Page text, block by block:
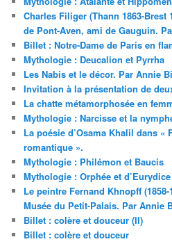
Charles Filiger (Thann 1863-Brest
de Pont-Aven, ami de Gauguin.
Billet : Notre-Dame de Paris en
Mythologie : Deucalion et Pyrrha
Les Nabis et le décor. Par Annie
Invitation à la présentation de
La chatte métamorphosée en
Mythologie : Narcisse et la
La poésie d’Osama Khalil dans «
romantique ».
Mythologie : Philémon et Baucis
Mythologie : Orphée et d’Eurydice
Le peintre Fernand Khnopff
Musée du Petit-Palais. Par Annie
Billet : colère et douceur (II)
Billet : colère et douceur